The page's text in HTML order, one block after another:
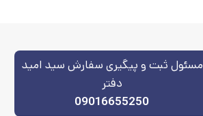
مسئول ثبت و پیگیری سفارش سید امید
دفتر
09016655250